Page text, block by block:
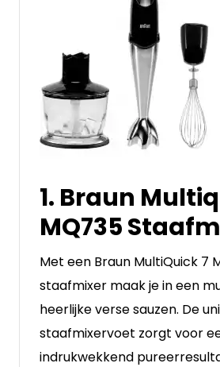
1. Braun
MQ735
Met een Braun MultiQuick 7
staafmixer maak je in een
heerlijke verse sauzen. De
staafmixervoet zorgt voor
indrukwekkend